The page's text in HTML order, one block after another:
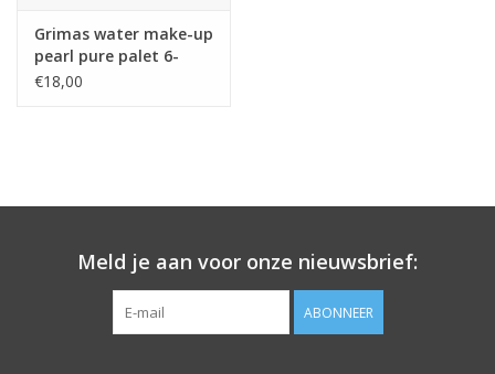
Grimas water make-up
pearl pure palet 6-
delig
€18,00
Meld je aan voor onze nieuwsbrief:
ABONNEER